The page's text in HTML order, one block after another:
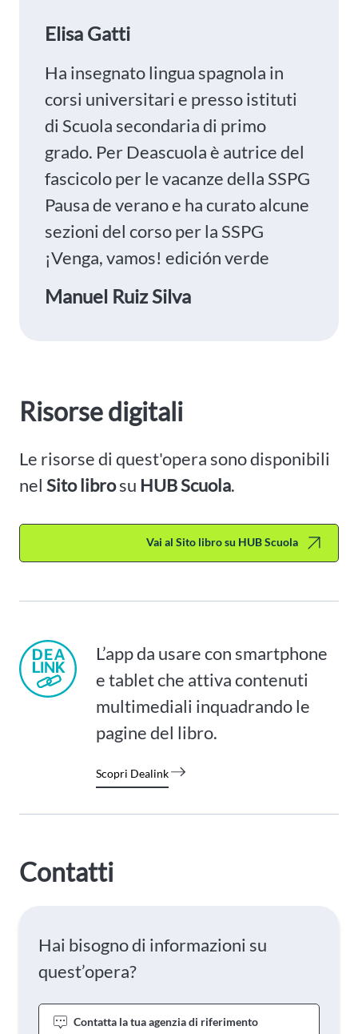
Elisa Gatti
Ha insegnato lingua spagnola in
corsi universitari e presso istituti
di Scuola secondaria di primo
grado. Per Deascuola è autrice del
fascicolo per le vacanze della SSPG
Pausa de verano e ha curato alcune
sezioni del corso per la SSPG
¡Venga, vamos! edición verde
Manuel Ruiz Silva
Risorse digitali
Le risorse di quest'opera sono disponibili
nel Sito librosu HUB Scuola.
Vai al Sito libro su HUB Scuola
L’app da usare con smartphone
e tablet che attiva contenuti
multimediali inquadrando le
pagine del libro.
Scopri Dealink
Contatti
Hai bisogno di informazioni su
quest’opera?
Contatta la tua agenzia di riferimento